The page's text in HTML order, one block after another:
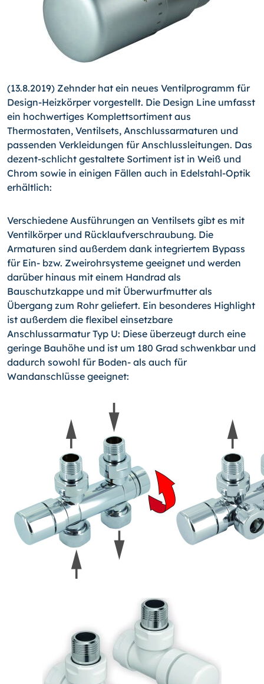
(13.8.2019) Zehnder hat ein neues Ventilprogramm für
Design-Heizkörper vorgestellt. Die Design Line umfasst
ein hochwertiges Komplettsortiment aus
Thermostaten, Ventilsets, Anschlussarmaturen und
passenden Verkleidungen für Anschlussleitungen. Das
dezent-schlicht gestaltete Sortiment ist in Weiß und
Chrom sowie in einigen Fällen auch in Edelstahl-Optik
erhältlich:
Verschiedene Ausführungen an Ventilsets gibt es mit
Ventilkörper und Rücklaufverschraubung. Die
Armaturen sind außerdem dank integriertem Bypass
für Ein- bzw. Zweirohrsysteme geeignet und werden
darüber hinaus mit einem Handrad als
Bauschutzkappe und mit Überwurfmutter als
Übergang zum Rohr geliefert. Ein besonderes Highlight
ist außerdem die flexibel einsetzbare
Anschlussarmatur Typ U: Diese überzeugt durch eine
geringe Bauhöhe und ist um 180 Grad schwenkbar und
dadurch sowohl für Boden- als auch für
Wandanschlüsse geeignet: